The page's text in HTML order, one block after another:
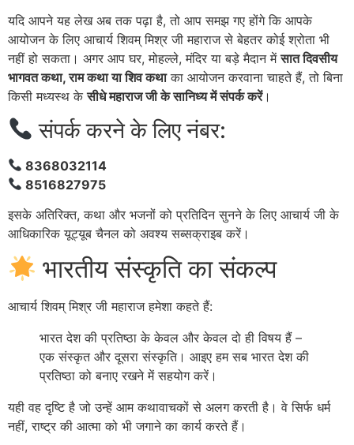
यदि आपने यह लेख अब तक पढ़ा है, तो आप समझ गए होंगे कि आपके
आयोजन के लिए आचार्य शिवम् मिश्र जी महाराज से बेहतर कोई श्रोता भी
नहीं हो सकता। अगर आप घर, मोहल्ले, मंदिर या बड़े मैदान मेंसात दिवसीय
भागवत कथा, राम कथा या शिव कथाका आयोजन करवाना चाहते हैं, तो बिना
किसी मध्यस्थ केसीधे महाराज जी के सानिध्य में संपर्क करें।
संपर्क करने के लिए नंबर:
8368032114
8516827975
इसके अतिरिक्त, कथा और भजनों को प्रतिदिन सुनने के लिए आचार्य जी के
आधिकारिक यूट्यूब चैनल को अवश्य सब्सक्राइब करें।
भारतीय संस्कृति का संकल्प
आचार्य शिवम् मिश्र जी महाराज हमेशा कहते हैं:
भारत देश की प्रतिष्ठा के केवल और केवल दो ही विषय हैं –
एक संस्कृत और दूसरा संस्कृति। आइए हम सब भारत देश की
प्रतिष्ठा को बनाए रखने में सहयोग करें ।
यही वह दृष्टि है जो उन्हें आम कथावाचकों से अलग करती है। वे सिर्फ धर्म
नहीं, राष्ट्र की आत्मा को भी जगाने का कार्य करते हैं।